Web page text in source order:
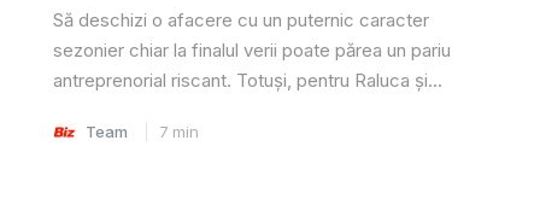
Să deschizi o afacere cu un puternic caracter
sezonier chiar la finalul verii poate părea un pariu
antreprenorial riscant. Totuși, pentru Raluca și...
Team 7 min